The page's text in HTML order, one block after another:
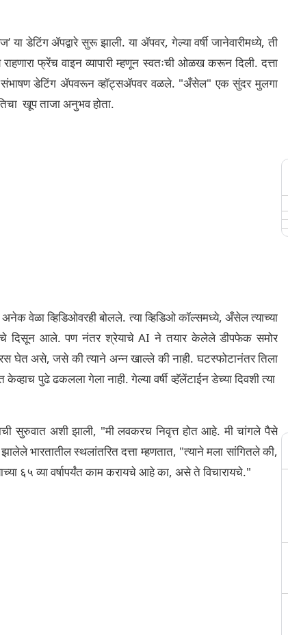
या डेटिंग ॲपद्वारे सुरू झाली. या ॲपवर, गेल्या वर्षी जानेवारीमध्ये, ती
फ्रेंच वाइन व्यापारी म्हणून स्वतःची ओळख करून दिली.दत्ता
संभाषण डेटिंग ॲपवरून व्हॉट्सॲपवर वळले. "अँसेल" एक सुंदर मुलगा
खूप ताजा अनुभव होता.
वेळा व्हिडिओवरही बोलले. त्या व्हिडिओ कॉल्समध्ये, अँसेल त्याच्या
दिसून आले. पण नंतर श्रेयाचे AI ने तयार केलेले डीपफेक समोर
रस घेत असे, जसे की त्याने अन्न खाल्ले की नाही. घटस्फोटानंतर तिला
पुढे ढकलला गेला नाही. गेल्या वर्षी व्हॅलेंटाईन डेच्या दिवशी त्या
सुरुवात अशी झाली, "मी लवकरच निवृत्त होत आहे. मी चांगले पैसे
भारतातील स्थलांतरित दत्ता म्हणतात, "त्याने मला सांगितले की,
६५ व्या वर्षापर्यंत काम करायचे आहे का, असे ते विचारायचे."